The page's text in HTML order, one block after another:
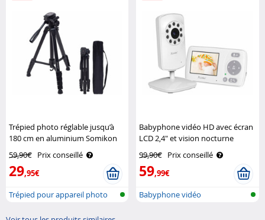
Trépied photo réglable jusqu’à
180 cm en aluminium Somikon
59,90€ Prix conseillé
29,95€
Trépied pour appareil photo
Babyphone vidéo HD avec écran
LCD 2,4" et vision nocturne
99,90€ Prix conseillé
59,99€
Babyphone vidéo